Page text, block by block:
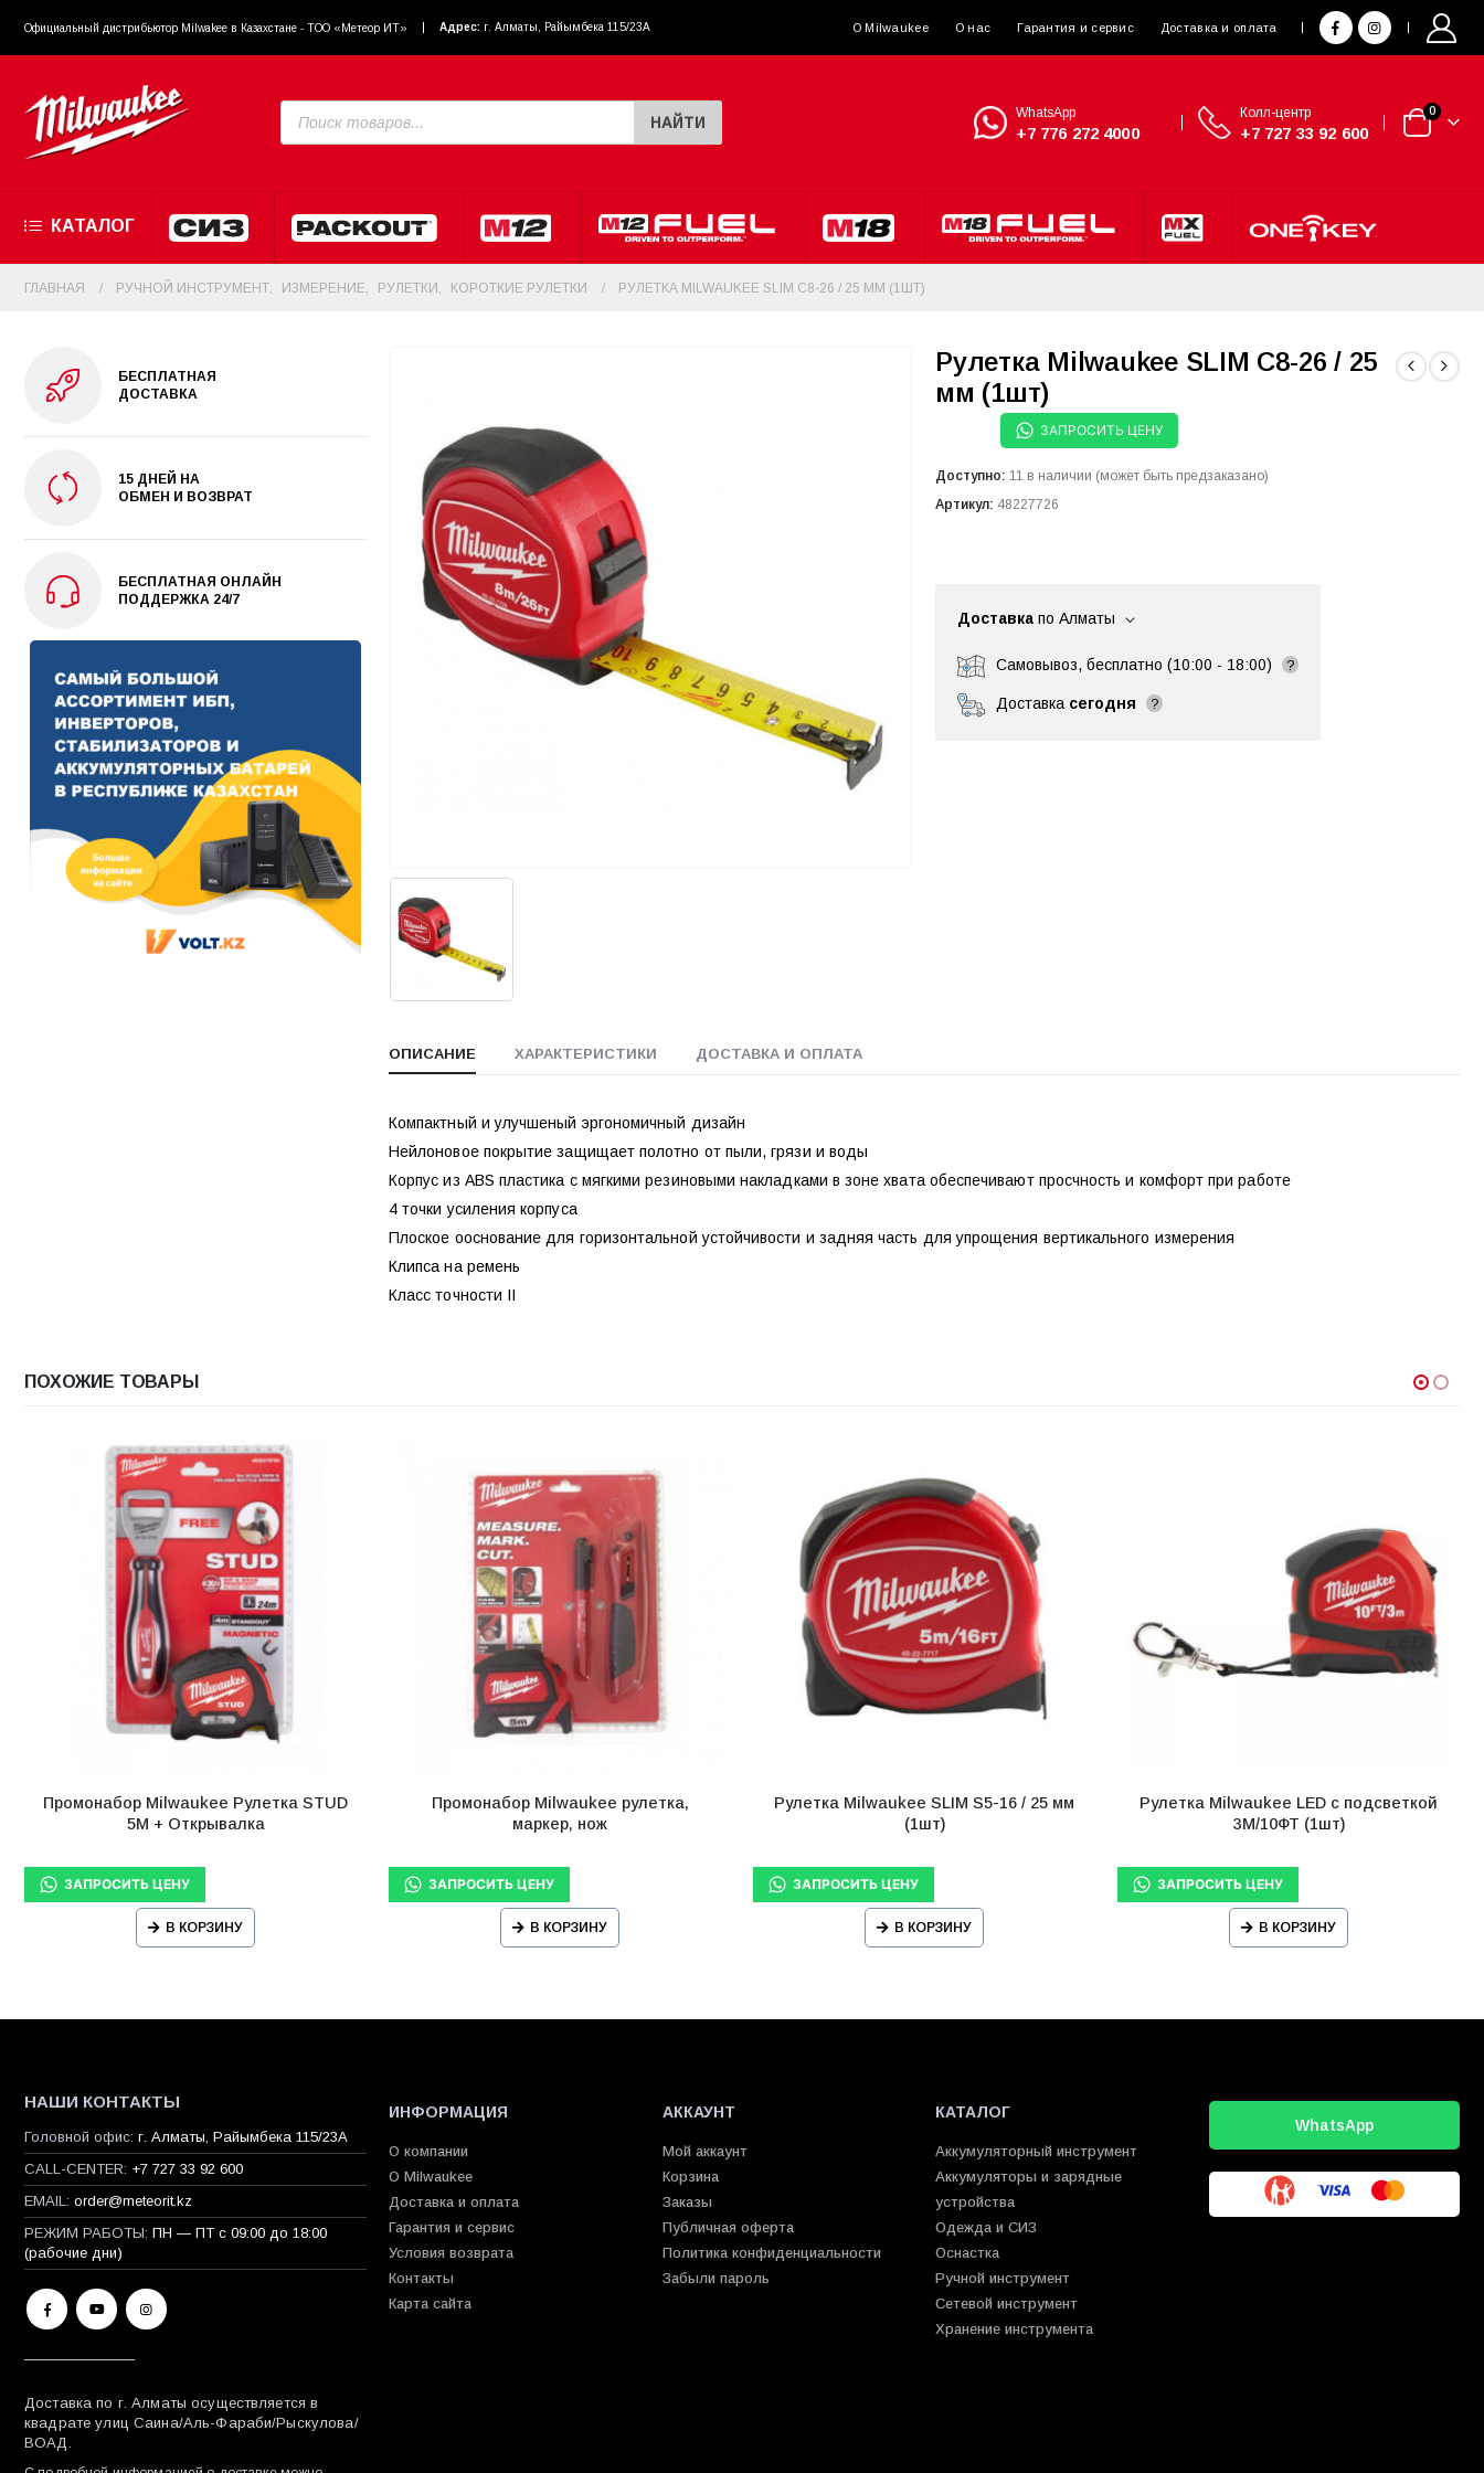
Официальный диcтрибьютор Milwakee в Казахстане - ТОО «Метеор ИТ» Адрес: г. Алматы, Райымбека 115/23A О Milwaukee О нас Гарантия и сервис Доставка и оплата
НАЙТИ
WhatsApp
+7 776 272 4000
Колл-центр
+7 727 33 92 600
0
КАТАЛОГ
ГЛАВНАЯ РУЧНОЙ ИНСТРУМЕНТ ИЗМЕРЕНИЕ РУЛЕТКИ КОРОТКИЕ РУЛЕТКИ РУЛЕТКА MILWAUKEE SLIM C8-26 / 25 ММ (1ШТ)
Рулетка Milwaukee SLIM C8-26 / 25
мм (1шт)
ЗАПРОСИТЬ ЦЕНУ
Доступно: 11 в наличии (может быть предзаказано)
Артикул: 48227726
Доставка по Алматы
Самовывоз, бесплатно (10:00 - 18:00) ?
Доставка сегодня ?
ОПИСАНИЕ ХАРАКТЕРИСТИКИ ДОСТАВКА И ОПЛАТА
Компактный и улучшеный эргономичный дизайн
Нейлоновое покрытие защищает полотно от пыли, грязи и воды
Корпус из ABS пластика с мягкими резиновыми накладками в зоне хвата обеспечивают просчность и комфорт при работе
4 точки усиления корпуса
Плоское ооснование для горизонтальной устойчивости и задняя часть для упрощения вертикального измерения
Клипса на ремень
Класс точности II
БЕСПЛАТНАЯ
ДОСТАВКА
15 ДНЕЙ НА
ОБМЕН И ВОЗВРАТ
БЕСПЛАТНАЯ ОНЛАЙН
ПОДДЕРЖКА 24/7
ПОХОЖИЕ ТОВАРЫ
Промонабор Milwaukee Рулетка STUD
5М + Открывалка
В КОРЗИНУ
Промонабор Milwaukee рулетка,
маркер, нож
В КОРЗИНУ
Рулетка Milwaukee SLIM S5-16 / 25 мм
(1шт)
В КОРЗИНУ
Рулетка Milwaukee LED с подсветкой
3М/10ФТ (1шт)
В КОРЗИНУ
НАШИ КОНТАКТЫ
Головной офис: г. Алматы, Райымбека 115/23A
CALL-CENTER: +7 727 33 92 600
EMAIL: order@meteorit.kz
РЕЖИМ РАБОТЫ: ПН — ПТ с 09:00 до 18:00
(рабочие дни)
Доставка по г. Алматы осуществляется в
квадрате улиц Саина/Аль-Фараби/Рыскулова/
ВОАД.
ИНФОРМАЦИЯ
О компании
О Milwaukee
Доставка и оплата
Гарантия и сервис
Условия возврата
Контакты
Карта сайта
АККАУНТ
Мой аккаунт
Корзина
Заказы
Публичная оферта
Политика конфиденциальности
Забыли пароль
КАТАЛОГ
Аккумуляторный инструмент
Аккумуляторы и зарядные
устройства
Одежда и СИЗ
Оснастка
Ручной инструмент
Сетевой инструмент
Хранение инструмента
WhatsApp